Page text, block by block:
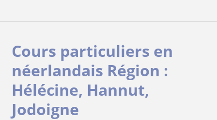
Cours particuliers en
néerlandais Région :
Hélécine, Hannut,
Jodoigne